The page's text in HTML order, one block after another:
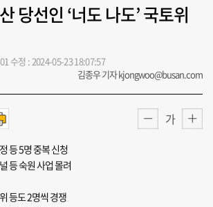
당선인 ‘너도 나도’ 국토위
수정 : 2024-05-23 18:07:57
김종우 기자 kjongwoo@busan.com
가
등 5명 중복 신청
등 숙원 사업 몰려
등도 2명씩 경쟁